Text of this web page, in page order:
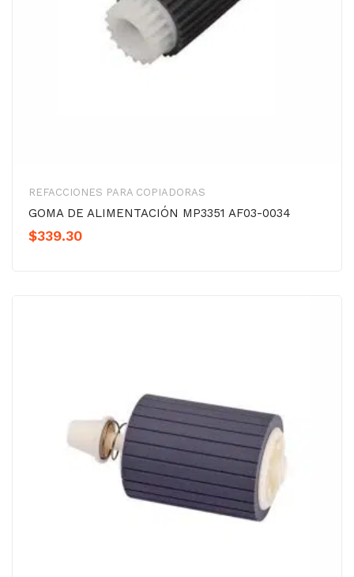
REFACCIONES PARA COPIADORAS
GOMA DE ALIMENTACIÓN MP3351 AF03-0034
$339.30